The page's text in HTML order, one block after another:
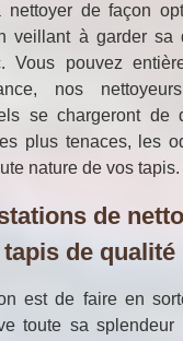
nettoyer de façon
veillant à garder sa
Vous pouvez
nos
se chargeront de
plus tenaces, les
nature de vos tapis.
de
tapis de qualité
est de faire en
toute sa splendeur